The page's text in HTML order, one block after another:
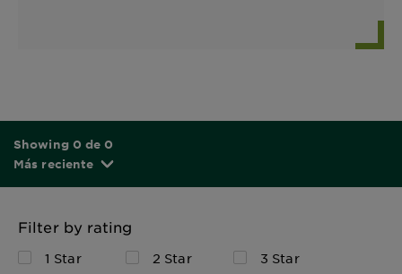
Showing 0 de 0
Más reciente
Filter by rating
1 Star 2 Star
3 Star